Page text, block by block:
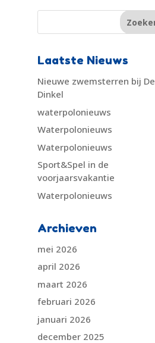
Laatste Nieuws
Nieuwe zwemsterren bij De
Dinkel
waterpolonieuws
Waterpolonieuws
Waterpolonieuws
Sport&Spel in de
voorjaarsvakantie
Waterpolonieuws
Archieven
mei 2026
april 2026
maart 2026
februari 2026
januari 2026
december 2025